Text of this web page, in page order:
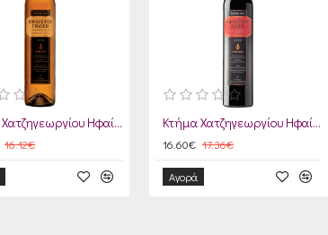
Κτήμα Χατζηγεωργίου Ηφαίστου Γνώση 2012
16.12€
Κτήμα Χατζηγεωργίου Ηφαίστου Λάβα 2009
16.60€ 17.36€
Αγορά